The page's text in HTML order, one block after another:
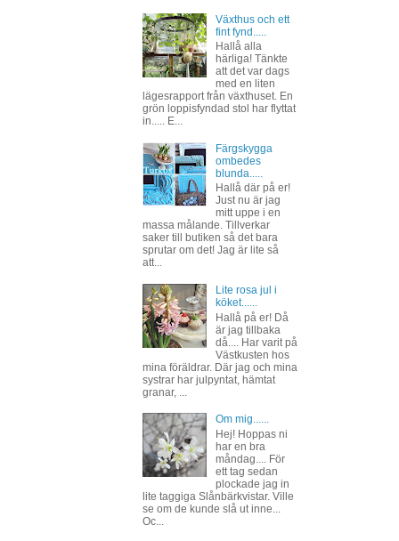
Växthus och ett
fint fynd.....
Hallå alla
härliga! Tänkte
att det var dags
med en liten
lägesrapport från växthuset. En
grön loppisfyndad stol har flyttat
in..... E...
Färgskygga
ombedes
blunda.....
Hallå där på er!
Just nu är jag
mitt uppe i en
massa målande. Tillverkar
saker till butiken så det bara
sprutar om det! Jag är lite så
att...
Lite rosa jul i
köket......
Hallå på er! Då
är jag tillbaka
då.... Har varit på
Västkusten hos
mina föräldrar. Där jag och mina
systrar har julpyntat, hämtat
granar, ...
Om mig......
Hej! Hoppas ni
har en bra
måndag.... För
ett tag sedan
plockade jag in
lite taggiga Slånbärkvistar. Ville
se om de kunde slå ut inne...
Oc...